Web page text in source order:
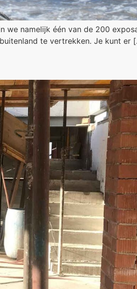
we namelijk één van de 200
te vertrekken. Je kunt er